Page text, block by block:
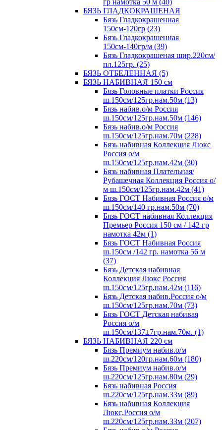
гр намотка 50 м (40)
БЯЗЬ ГЛАДКОКРАШЕНАЯ
Бязь Гладкокрашенная
150см-120гр (23)
Бязь Гладкокрашенная
150см-140гр/м (39)
Бязь Гладкокрашеная шир.220см/
пл.125гр. (25)
БЯЗЬ ОТБЕЛЕННАЯ (5)
БЯЗЬ НАБИВНАЯ 150 см
Бязь Головные платки Россия
ш.150см/125гр.нам.50м (13)
Бязь набив.о/м Россия
ш.150см/125гр.нам.50м (146)
Бязь набив.о/м Россия
ш.150см/125гр.нам.70м (228)
Бязь набивная Коллекция Люкс
Россия о/м
ш.150см/125гр.нам.42м (30)
Бязь набивная Плательная/
Рубашечная Коллекция Россия о/
м ш.150см/125гр.нам.42м (41)
Бязь ГОСТ Набивная Россия о/м
ш.150см/140 гр.нам.50м (70)
Бязь ГОСТ набивная Коллекция
Премьер Россия 150 см / 142 гр
намотка 42м (1)
Бязь ГОСТ Набивная Россия
ш.150см /142 гр. намотка 56 м
(37)
Бязь Детская набивная
Коллекция Люкс Россия
ш.150см/125гр.нам.42м (116)
Бязь Детская набив.Россия о/м
ш.150см/125гр.нам.70м (73)
Бязь ГОСТ Детская набивая
Россия о/м
ш.150см/137±7гр.нам.70м. (1)
БЯЗЬ НАБИВНАЯ 220 см
Бязь Премиум набив.о/м
ш.220см/120гр.нам.60м (180)
Бязь Премиум набив.о/м
ш.220см/125гр.нам.80м (29)
Бязь набивная Россия
ш.220см/125гр.нам.33м (89)
Бязь набивная Коллекция
Люкс,Россия о/м
ш.220см/125гр.нам.33м (207)